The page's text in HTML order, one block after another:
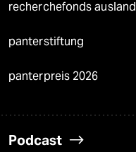
recherchefonds ausland
panterstiftung
panterpreis 2026
Podcast